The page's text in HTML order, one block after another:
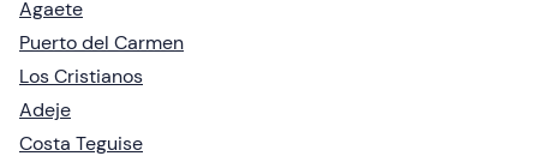
Agaete
Puerto del Carmen
Los Cristianos
Adeje
Costa Teguise